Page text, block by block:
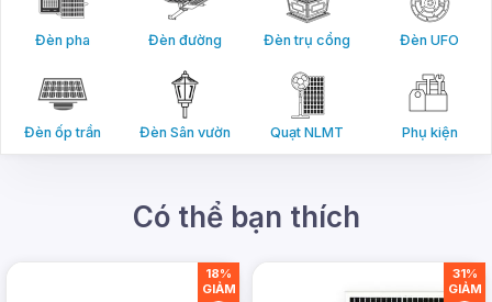
Đèn pha Đèn đường Đèn trụ cổng Đèn UFO
Đèn ốp trần Đèn Sân vườn Quạt NLMT Phụ kiện
Có thể bạn thích
18%
GIẢM
31%
GIẢM